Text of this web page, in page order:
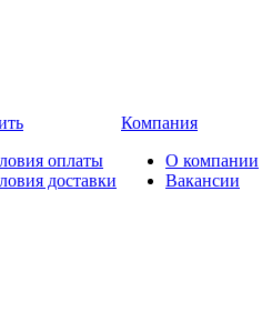
оплаты
доставки
Компания
О компании
Вакансии